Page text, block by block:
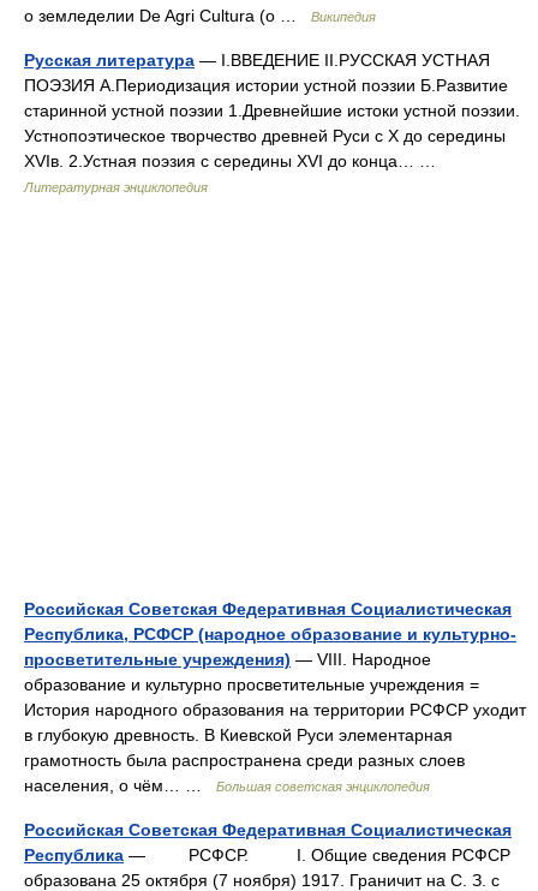
о земледелии De Agri Cultura (о … Википедия
Русская литература — I.ВВЕДЕНИЕ II.РУССКАЯ УСТНАЯ
ПОЭЗИЯ А.Периодизация истории устной поэзии Б.Развитие
старинной устной поэзии 1.Древнейшие истоки устной поэзии.
Устнопоэтическое творчество древней Руси с X до середины
XVIв. 2.Устная поэзия с середины XVI до конца… …
Литературная энциклопедия
Российская Советская Федеративная Социалистическая
Республика, РСФСР (народное образование и культурно-
просветительные учреждения) — VIII. Народное
образование и культурно просветительные учреждения =
История народного образования на территории РСФСР уходит
в глубокую древность. В Киевской Руси элементарная
грамотность была распространена среди разных слоев
населения, о чём… …
Большая советская энциклопедия
Российская Советская Федеративная Социалистическая
Республика — РСФСР. I. Общие сведения РСФСР
образована 25 октября (7 ноября) 1917. Граничит на С. З. с